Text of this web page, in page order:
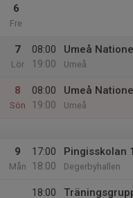
6
Fre
7
Lör
08:00
19:00
Umeå
Umeå
8
Sön
08:00
19:00
Umeå
Umeå
9
Mån
17:00
18:00
Pingisskolan 1
Degerbyhallen
18:00